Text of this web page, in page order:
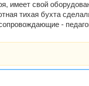
имеет свой
тихая бухта
-